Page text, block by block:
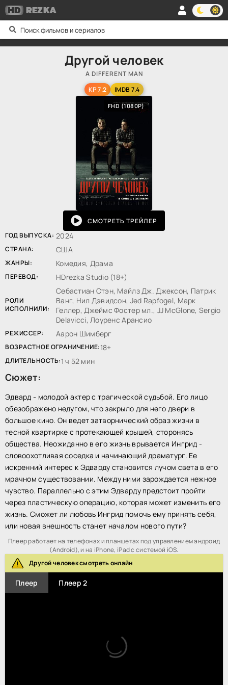
HDREZKA
Другой человек
A DIFFERENT MAN
KP 7.2
IMDB 7.4
FHD (1080P)
СМОТРЕТЬ ТРЕЙЛЕР
ГОД ВЫПУСКА: 2024
СТРАНА: США
ЖАНРЫ: Комедия, Драма
ПЕРЕВОД: HDrezka Studio (18+)
РОЛИ
ИСПОЛНИЛИ:
Себастиан Стэн, Майлз Дж. Джексон, Патрик
Ванг, Нил Дэвидсон, Jed Rapfogel, Марк
Геллер, Джеймс Фостер мл., JJ McGlone, Sergio
Delavicci, Лоуренс Арансио
РЕЖИССЕР: Аарон Шимберг
ВОЗРАСТНОЕ ОГРАНИЧЕНИЕ:18+
ДЛИТЕЛЬНОСТЬ:1 ч 52 мин
Сюжет:
Эдвард - молодой актер с трагической судьбой. Его лицо
обезображено недугом, что закрыло для него двери в
большое кино. Он ведет затворнический образ жизни в
тесной квартирке с протекающей крышей, сторонясь
общества. Неожиданно в его жизнь врывается Ингрид -
словоохотливая соседка и начинающий драматург. Ее
искренний интерес к Эдварду становится лучом света в его
мрачном существовании. Между ними зарождается нежное
чувство. Параллельно с этим Эдварду предстоит пройти
через пластическую операцию, которая может изменить его
жизнь. Сможет ли любовь Ингрид помочь ему принять себя,
или новая внешность станет началом нового пути?
Плеер работает на телефонах и планшетах под управлением андроид
(Android), и на iPhone, iPad с системой iOS.
Другой человек смотреть онлайн
Плеер Плеер 2